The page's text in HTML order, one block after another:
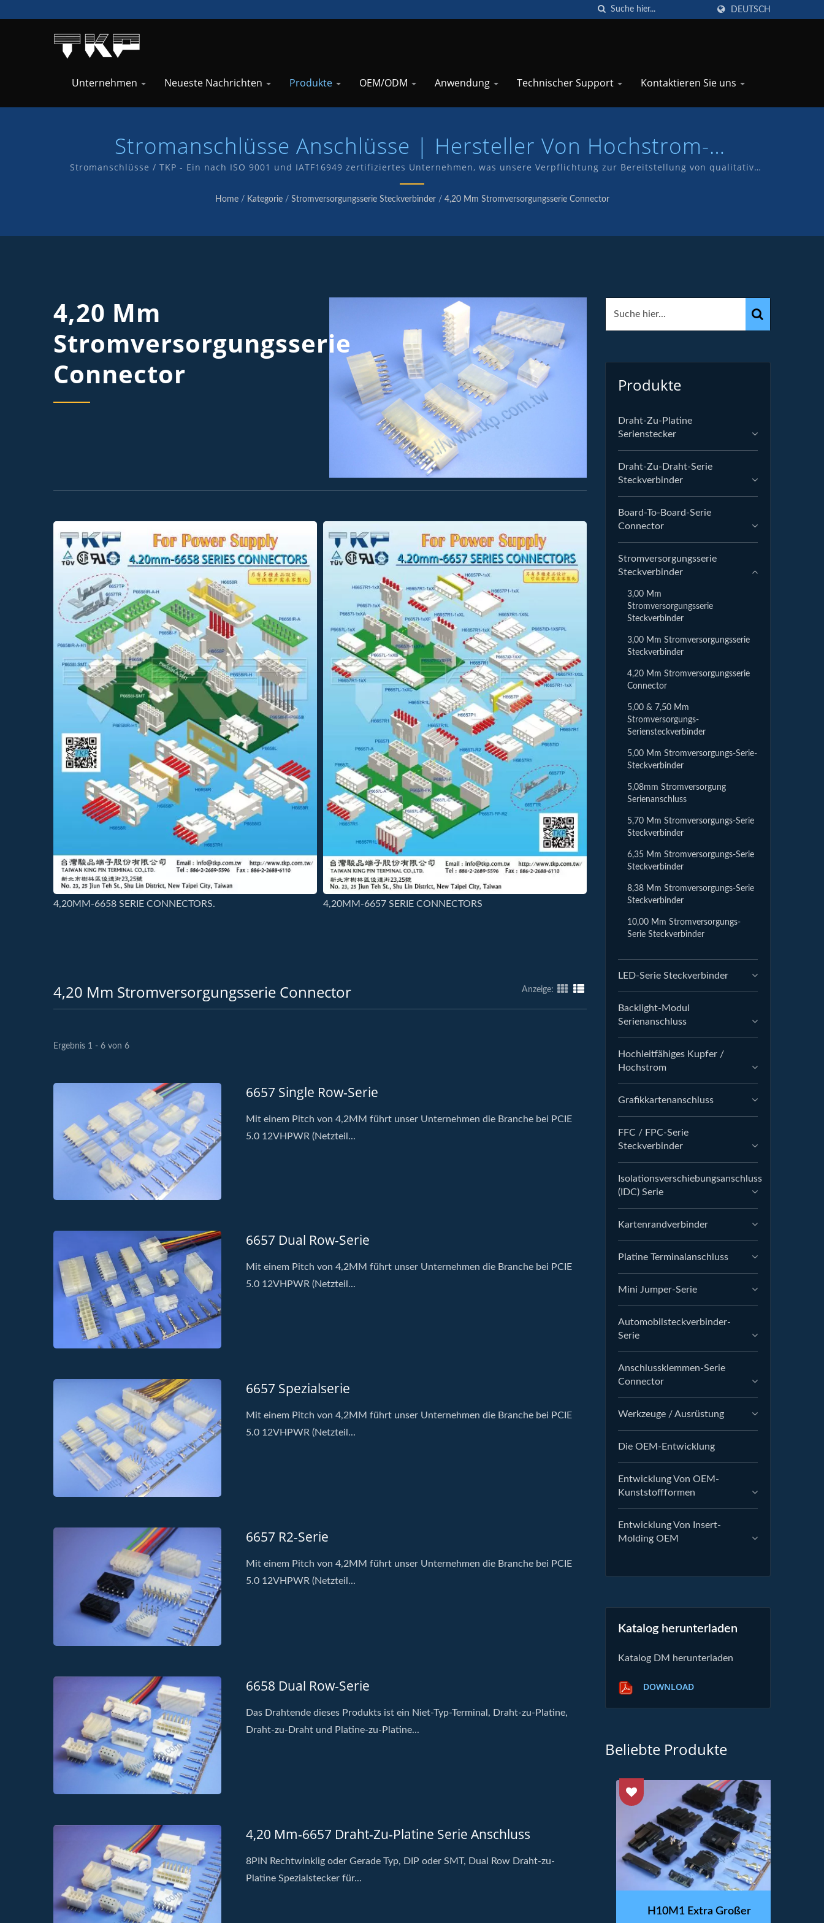
DEUTSCH
Unternehmen Neueste Nachrichten Produkte OEM/ODM Anwendung Technischer Support Kontaktieren Sie uns
Stromanschlüsse Anschlüsse | Hersteller Von Hochstrom-
Computeranschlüssen | TKP
Stromanschlüsse / TKP - Ein nach ISO 9001 und IATF16949 zertifiziertes Unternehmen, was unsere Verpflichtung zur Bereitstellung von qualitativ
hochwertigem Service und Produkten für Kunden zeigt. Wir haben eine eigene Forschungs- und Entwicklungsabteilung sowie eine Fertigung unserer
eigenen Produkte unter der Marke TKP.
Home / Kategorie / Stromversorgungsserie Steckverbinder / 4,20 Mm Stromversorgungsserie Connector
4,20 Mm
Stromversorgungsserie
Connector
4,20MM-6658 SERIE CONNECTORS. 4,20MM-6657 SERIE CONNECTORS
4,20 Mm Stromversorgungsserie Connector Anzeige:
Ergebnis 1 - 6 von 6
6657 Single Row-Serie
Mit einem Pitch von 4,2MM führt unser Unternehmen die Branche bei PCIE
5.0 12VHPWR (Netzteil...
6657 Dual Row-Serie
Mit einem Pitch von 4,2MM führt unser Unternehmen die Branche bei PCIE
5.0 12VHPWR (Netzteil...
6657 Spezialserie
Mit einem Pitch von 4,2MM führt unser Unternehmen die Branche bei PCIE
5.0 12VHPWR (Netzteil...
6657 R2-Serie
Mit einem Pitch von 4,2MM führt unser Unternehmen die Branche bei PCIE
5.0 12VHPWR (Netzteil...
6658 Dual Row-Serie
Das Drahtende dieses Produkts ist ein Niet-Typ-Terminal, Draht-zu-Platine,
Draht-zu-Draht und Platine-zu-Platine...
4,20 Mm-6657 Draht-Zu-Platine Serie Anschluss
8PIN Rechtwinklig oder Gerade Typ, DIP oder SMT, Dual Row Draht-zu-
Platine Spezialstecker für...
Produkte
Draht-Zu-Platine
Serienstecker
Draht-Zu-Draht-Serie
Steckverbinder
Board-To-Board-Serie
Connector
Stromversorgungsserie
Steckverbinder
3,00 Mm
Stromversorgungsserie
Steckverbinder
3,00 Mm Stromversorgungsserie
Steckverbinder
4,20 Mm Stromversorgungsserie
Connector
5,00 & 7,50 Mm
Stromversorgungs-
Seriensteckverbinder
5,00 Mm Stromversorgungs-Serie-
Steckverbinder
5,08mm Stromversorgung
Serienanschluss
5,70 Mm Stromversorgungs-Serie
Steckverbinder
6,35 Mm Stromversorgungs-Serie
Steckverbinder
8,38 Mm Stromversorgungs-Serie
Steckverbinder
10,00 Mm Stromversorgungs-
Serie Steckverbinder
LED-Serie Steckverbinder
Backlight-Modul
Serienanschluss
Hochleitfähiges Kupfer /
Hochstrom
Grafikkartenanschluss
FFC / FPC-Serie
Steckverbinder
Isolationsverschiebungsanschluss
(IDC) Serie
Kartenrandverbinder
Platine Terminalanschluss
Mini Jumper-Serie
Automobilsteckverbinder-
Serie
Anschlussklemmen-Serie
Connector
Werkzeuge / Ausrüstung
Die OEM-Entwicklung
Entwicklung Von OEM-
Kunststoffformen
Entwicklung Von Insert-
Molding OEM
Katalog herunterladen
Katalog DM herunterladen
DOWNLOAD
Beliebte Produkte
H20M5 Dynamischer Stecker
H10M1 Extra Großer